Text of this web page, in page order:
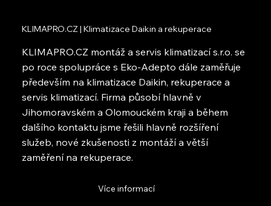
KLIMAPRO.CZ | Klimatizace Daikin a rekuperace
KLIMAPRO.CZ montáž a servis klimatizací s.r.o. se
po roce spolupráce s Eko-Adepto dále zaměřuje
především na klimatizace Daikin, rekuperace a
servis klimatizací. Firma působí hlavně v
Jihomoravském a Olomouckém kraji a během
dalšího kontaktu jsme řešili hlavně rozšíření
služeb, nové zkušenosti z montáží a větší
zaměření na rekuperace.
Více informací